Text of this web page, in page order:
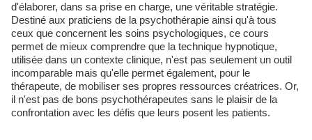
d'élaborer, dans sa prise en charge, une véritable stratégie.
Destiné aux praticiens de la psychothérapie ainsi qu'à tous
ceux que concernent les soins psychologiques, ce cours
permet de mieux comprendre que la technique hypnotique,
utilisée dans un contexte clinique, n'est pas seulement un outil
incomparable mais qu'elle permet également, pour le
thérapeute, de mobiliser ses propres ressources créatrices. Or,
il n'est pas de bons psychothérapeutes sans le plaisir de la
confrontation avec les défis que leurs posent les patients.